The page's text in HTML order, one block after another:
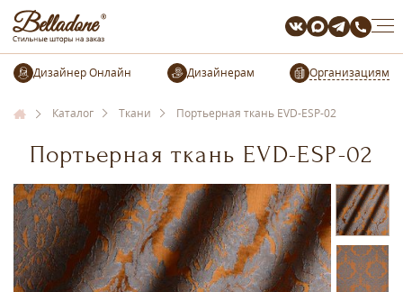
Организациям
Каталог Ткани Портьерная ткань EVD-ESP-02
Портьерная ткань EVD-ESP-02